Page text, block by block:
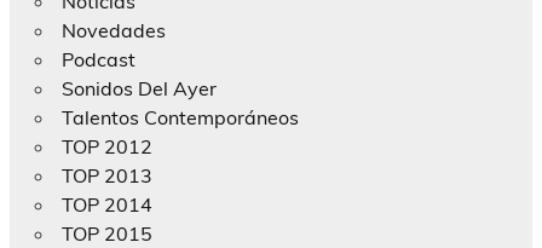
Novedades
Podcast
Sonidos Del Ayer
Talentos Contemporáneos
TOP 2012
TOP 2013
TOP 2014
TOP 2015